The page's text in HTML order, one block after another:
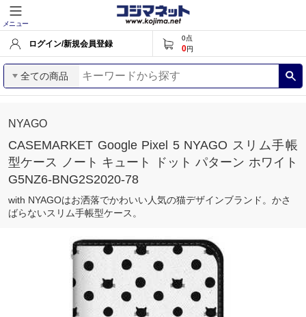
メニュー
ログイン/新規会員登録
0点
0円
全ての商品
NYAGO
CASEMARKET Google Pixel 5 NYAGO スリム手帳
型ケース ノート キュート ドット パターン ホワイト
G5NZ6-BNG2S2020-78
with NYAGOはお洒落でかわいい人気の猫デザインブランド。かさ
ばらないスリム手帳型ケース。